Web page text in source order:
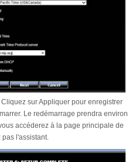
sur Appliquer pour enregistrer
Le redémarrage prendra environ
accéderez à la page principale de
l'assistant.